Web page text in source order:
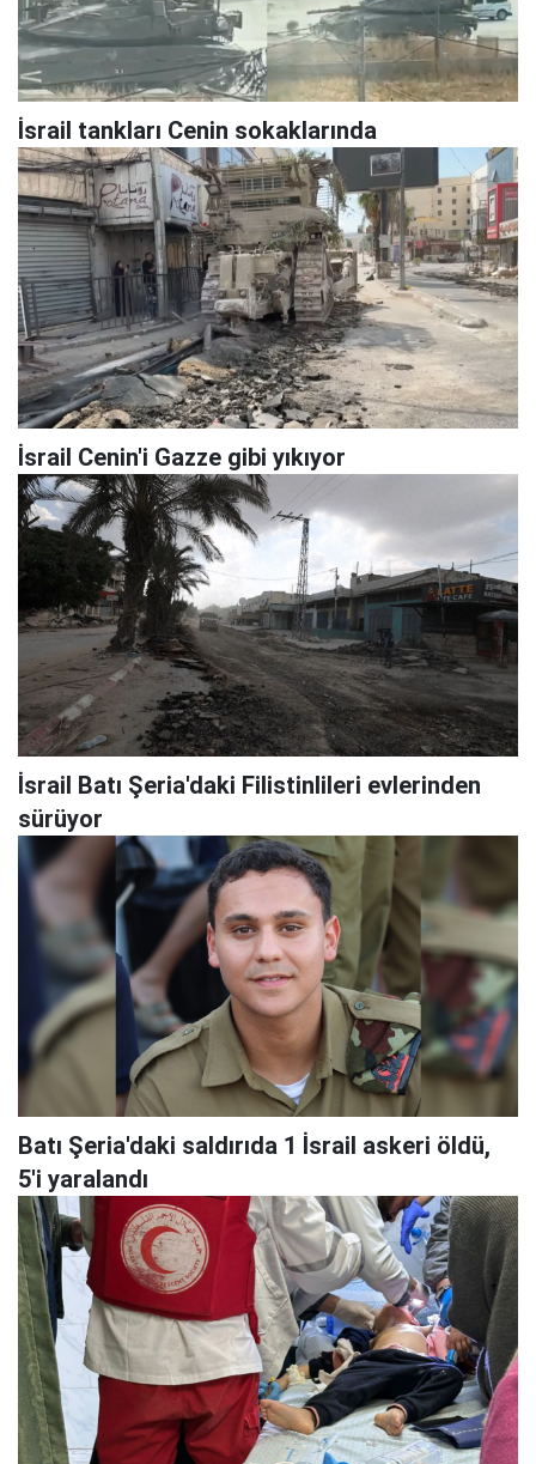
İsrail tankları Cenin sokaklarında
İsrail Cenin'i Gazze gibi yıkıyor
İsrail Batı Şeria'daki Filistinlileri evlerinden
sürüyor
Batı Şeria'daki saldırıda 1 İsrail askeri öldü,
5'i yaralandı